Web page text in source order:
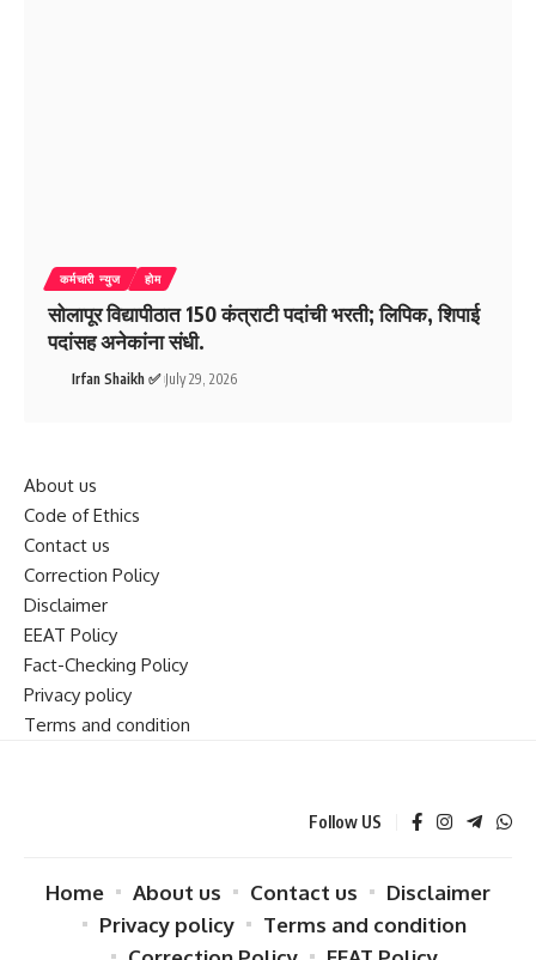
कर्मचारी न्युज होम
सोलापूर विद्यापीठात 150 कंत्राटी पदांची भरती; लिपिक, शिपाई
पदांसह अनेकांना संधी.
Irfan Shaikh ✅ July 29, 2026
About us
Code of Ethics
Contact us
Correction Policy
Disclaimer
EEAT Policy
Fact-Checking Policy
Privacy policy
Terms and condition
Follow US
Home About us Contact us
Disclaimer
Privacy policy
Terms and condition